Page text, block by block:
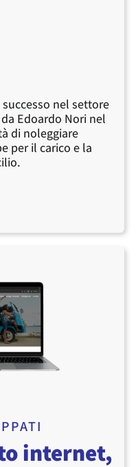
nel settore
Edoardo Nori nel
di noleggiare
per il carico e la
internet,